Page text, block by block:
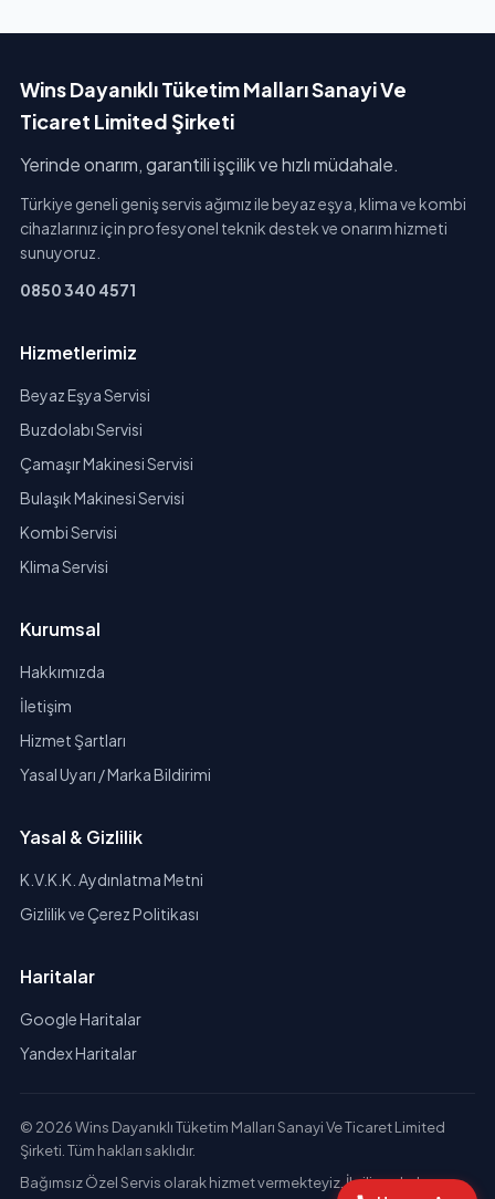
Wins Dayanıklı Tüketim Malları Sanayi Ve
Ticaret Limited Şirketi
Yerinde onarım, garantili işçilik ve hızlı müdahale.
Türkiye geneli geniş servis ağımız ile beyaz eşya, klima ve kombi
cihazlarınız için profesyonel teknik destek ve onarım hizmeti
sunuyoruz.
0850 340 4571
Hizmetlerimiz
Beyaz Eşya Servisi
Buzdolabı Servisi
Çamaşır Makinesi Servisi
Bulaşık Makinesi Servisi
Kombi Servisi
Klima Servisi
Kurumsal
Hakkımızda
İletişim
Hizmet Şartları
Yasal Uyarı / Marka Bildirimi
Yasal & Gizlilik
K.V.K.K. Aydınlatma Metni
Gizlilik ve Çerez Politikası
Haritalar
Google Haritalar
Yandex Haritalar
© 2026 Wins Dayanıklı Tüketim Malları Sanayi Ve Ticaret Limited
Şirketi. Tüm hakları saklıdır.
Bağımsız Özel Servis olarak hizmet vermekteyiz. İlgili markaların